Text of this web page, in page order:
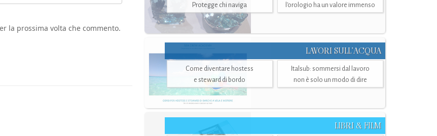
la prossima volta che commento.
Protegge chi naviga
l'orologio ha un valore immenso
LAVORI SULL’ACQUA
Come diventare hostess
e steward di bordo
Italsub: sommersi dal lavoro
non è solo un modo di dire
LIBRI & FILM